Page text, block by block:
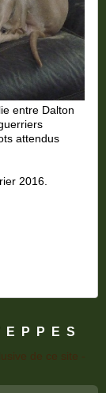
entre Dalton
attendus
2016.